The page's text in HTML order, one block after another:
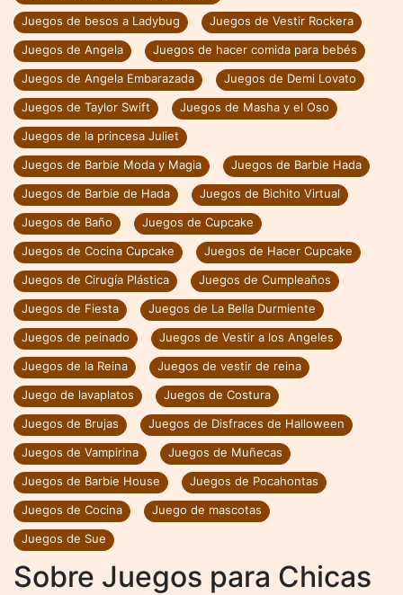
Juegos de besos a Ladybug
Juegos de Vestir Rockera
Juegos de Angela
Juegos de hacer comida para bebés
Juegos de Angela Embarazada
Juegos de Demi Lovato
Juegos de Taylor Swift
Juegos de Masha y el Oso
Juegos de la princesa Juliet
Juegos de Barbie Moda y Magia
Juegos de Barbie Hada
Juegos de Barbie de Hada
Juegos de Bichito Virtual
Juegos de Baño
Juegos de Cupcake
Juegos de Cocina Cupcake
Juegos de Hacer Cupcake
Juegos de Cirugía Plástica
Juegos de Cumpleaños
Juegos de Fiesta
Juegos de La Bella Durmiente
Juegos de peinado
Juegos de Vestir a los Angeles
Juegos de la Reina
Juegos de vestir de reina
Juego de lavaplatos
Juegos de Costura
Juegos de Brujas
Juegos de Disfraces de Halloween
Juegos de Vampirina
Juegos de Muñecas
Juegos de Barbie House
Juegos de Pocahontas
Juegos de Cocina
Juego de mascotas
Juegos de Sue
Sobre Juegos para Chicas